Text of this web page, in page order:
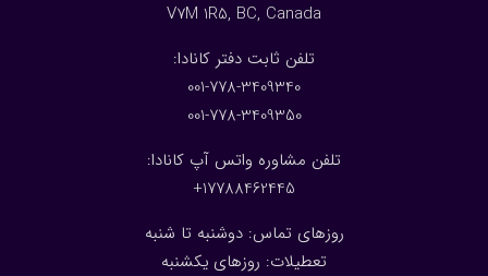
V7M 1R5, BC, Canada
:تلفن ثابت دفتر کانادا
001-778-3409340
001-778-3409350
تلفن مشاوره واتس آپ کانادا:
17788462445+
روزهای تماس: دوشنبه تا شنبه
تعطیلات: روزهای یکشنبه